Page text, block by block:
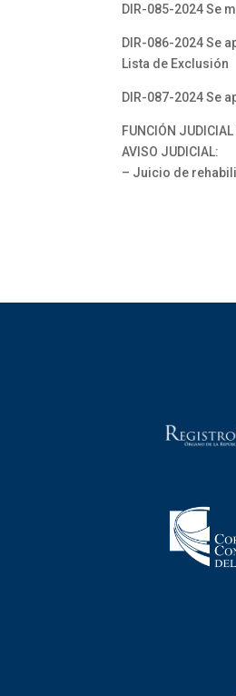
DIR-085-2024 Se
DIR-086-2024 Se
Lista de Exclusión
DIR-087-2024 Se
FUNCIÓN
AVISO JUDICIAL:
– Juicio de